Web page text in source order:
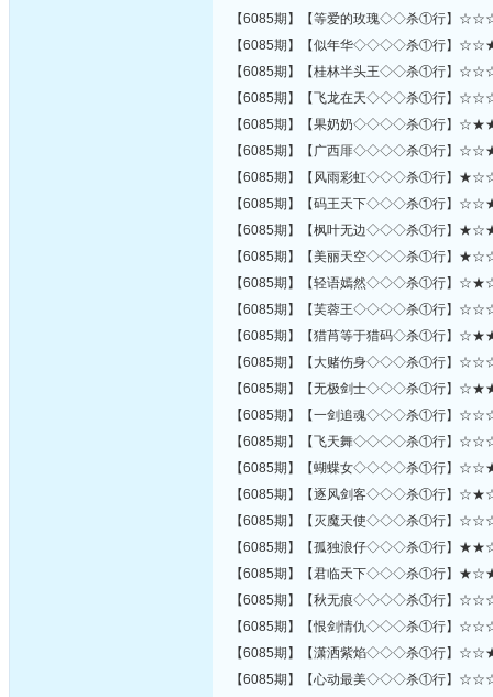
【6085期】【等爱的玫瑰◇◇
【6085期】【似年华◇◇◇◇杀
【6085期】【桂林半头王◇◇
【6085期】【飞龙在天◇◇◇杀
【6085期】【果奶奶◇◇◇◇杀
【6085期】【广西厞◇◇◇◇杀
【6085期】【风雨彩虹◇◇◇杀
【6085期】【码王天下◇◇◇杀
【6085期】【枫叶无边◇◇◇杀
【6085期】【美丽天空◇◇◇杀
【6085期】【轻语嫣然◇◇◇杀
【6085期】【芙蓉王◇◇◇◇杀
【6085期】【猎莦等于猎码◇
【6085期】【大赌伤身◇◇◇杀
【6085期】【无极剑士◇◇◇杀
【6085期】【一剑追魂◇◇◇杀
【6085期】【飞天舞◇◇◇◇杀
【6085期】【蝴蝶女◇◇◇◇杀
【6085期】【逐风剑客◇◇◇杀
【6085期】【灭魔天使◇◇◇杀
【6085期】【孤独浪仔◇◇◇杀
【6085期】【君临天下◇◇◇杀
【6085期】【秋无痕◇◇◇◇杀
【6085期】【恨剑情仇◇◇◇杀
【6085期】【潇洒紫焰◇◇◇杀
【6085期】【心动最美◇◇◇杀